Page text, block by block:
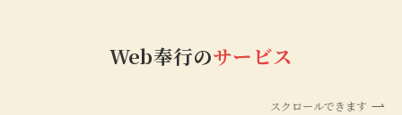
Web奉行のサービス
スクロールできます